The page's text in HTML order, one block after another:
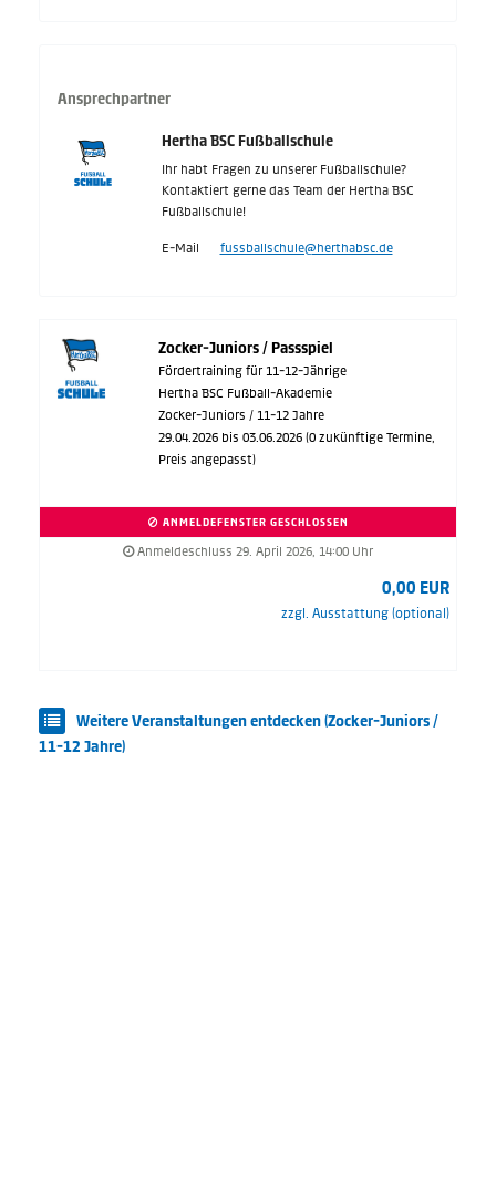
Ansprechpartner
Hertha BSC Fußballschule
Ihr habt Fragen zu unserer Fußballschule?
Kontaktiert gerne das Team der Hertha BSC
Fußballschule!
E-Mail fussballschule@herthabsc.de
Zocker-Juniors / Passspiel
Fördertraining für 11-12-Jährige
Hertha BSC Fußball-Akademie
Zocker-Juniors / 11-12 Jahre
29.04.2026 bis 03.06.2026 (0 zukünftige Termine,
Preis angepasst)
ANMELDEFENSTER GESCHLOSSEN
Anmeldeschluss 29. April 2026, 14:00 Uhr
0,00 EUR
zzgl. Ausstattung (optional)
Weitere Veranstaltungen entdecken (Zocker-Juniors /
11-12 Jahre)